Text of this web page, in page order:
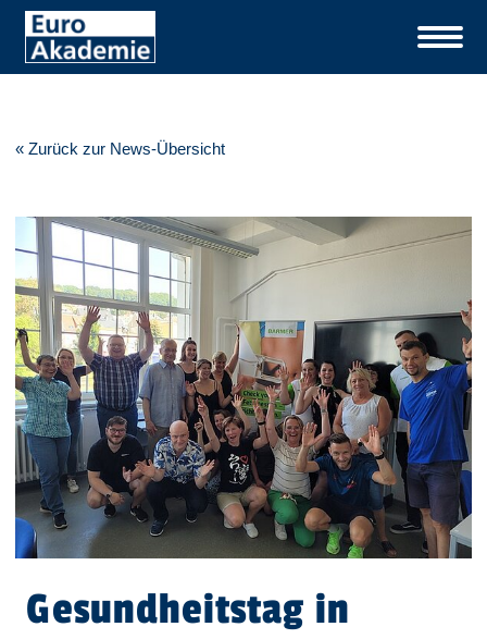
« Zurück zur News-Übersicht
Gesundheitstag in